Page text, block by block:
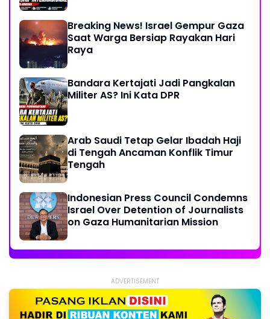
Breaking News! Israel Gempur Gaza
Saat Warga Bersiap Rayakan Hari
Raya
Bandara Kertajati Jadi Pangkalan
Militer AS? Ini Kata DPR
Arab Saudi Tetap Gelar Ibadah Haji
di Tengah Ancaman Konflik Timur
Tengah
Indonesian Press Council Condemns
Israel Over Detention of Journalists
on Gaza Humanitarian Mission
ADVERTISEMENT